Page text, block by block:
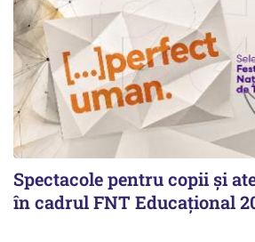
Spectacole pentru copii și
în cadrul FNT Educațional